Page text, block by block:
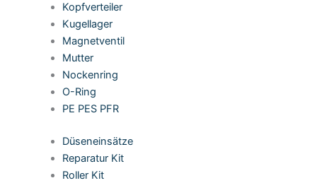
Kopfverteiler
Kugellager
Magnetventil
Mutter
Nockenring
O-Ring
PE PES PFR
Düseneinsätze
Reparatur Kit
Roller Kit